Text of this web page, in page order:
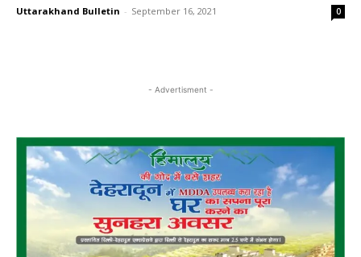
Uttarakhand Bulletin - September 16, 2021 0
- Advertisment -